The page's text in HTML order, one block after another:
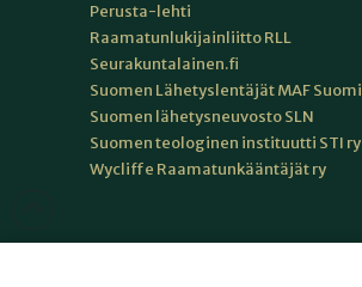
Perusta-lehti
Raamatunlukijainliitto RLL
Seurakuntalainen.fi
Suomen Lähetyslentäjät MAF Suomi
Suomen lähetysneuvosto SLN
Suomen teologinen instituutti STI ry
Wycliffe Raamatunkääntäjät ry